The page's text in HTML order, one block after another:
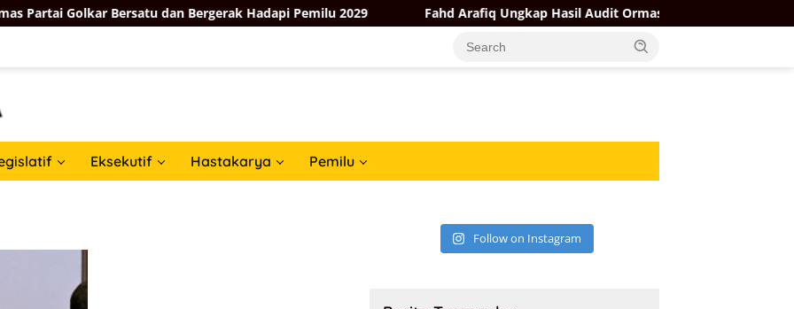
Partai Golkar Bersatu dan Bergerak Hadapi Pemilu 2029 Fahd Arafiq Ungkap Hasil Audit Ormas Partai Golkar: Ada yang
Eksekutif Hastakarya Pemilu
Follow on Instagram